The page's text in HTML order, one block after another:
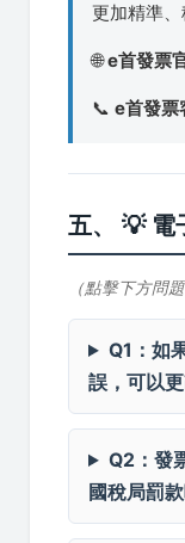
更加精準、
🌐e首發票
📞 e首發票
五、 💡 電
（點擊下方問
Q1：如
誤，可以
Q2：發
國稅局罰